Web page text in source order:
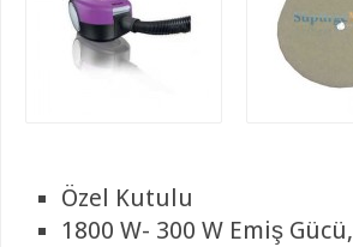
Özel Kutulu
1800 W- 300 W Emiş Gücü,